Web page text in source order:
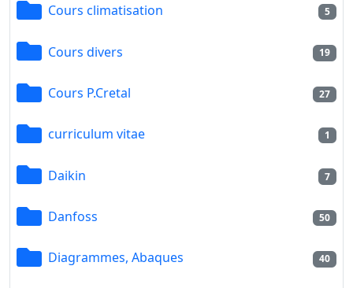
Cours climatisation 5
Cours divers 19
Cours P.Cretal 27
curriculum vitae 1
Daikin 7
Danfoss 50
Diagrammes, Abaques 40